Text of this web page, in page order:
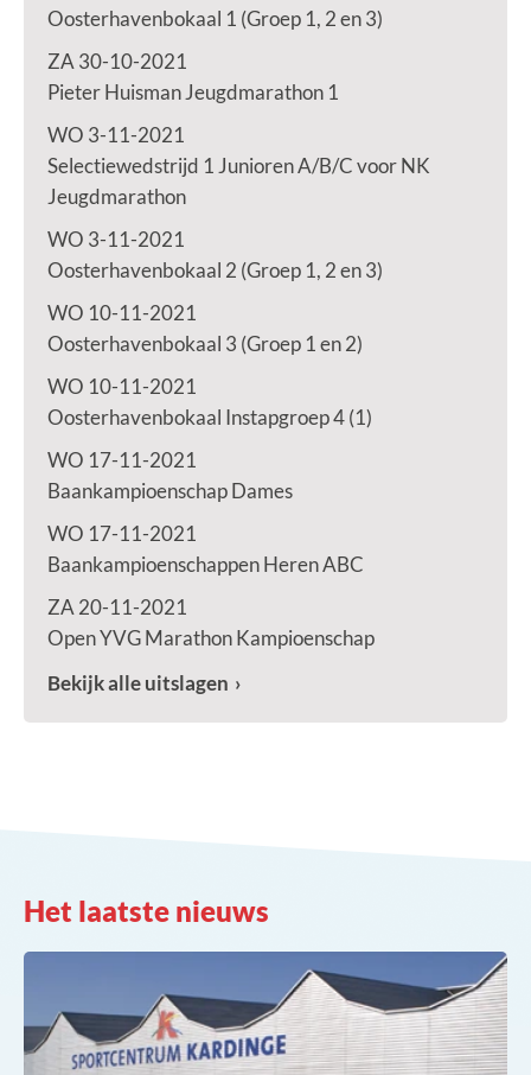
Oosterhavenbokaal 1 (Groep 1, 2 en 3)
ZA 30-10-2021
Pieter Huisman Jeugdmarathon 1
WO 3-11-2021
Selectiewedstrijd 1 Junioren A/B/C voor NK
Jeugdmarathon
WO 3-11-2021
Oosterhavenbokaal 2 (Groep 1, 2 en 3)
WO 10-11-2021
Oosterhavenbokaal 3 (Groep 1 en 2)
WO 10-11-2021
Oosterhavenbokaal Instapgroep 4 (1)
WO 17-11-2021
Baankampioenschap Dames
WO 17-11-2021
Baankampioenschappen Heren ABC
ZA 20-11-2021
Open YVG Marathon Kampioenschap
Bekijk alle uitslagen
Het laatste nieuws